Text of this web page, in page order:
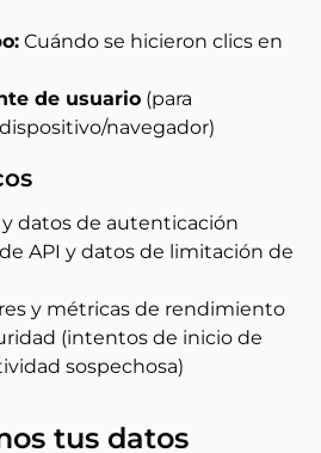
Cuándo se hicieron clics en
de usuario (para
navegador)
datos de autenticación
API y datos de limitación de
y métricas de rendimiento
(intentos de inicio de
sospechosa)
tus datos